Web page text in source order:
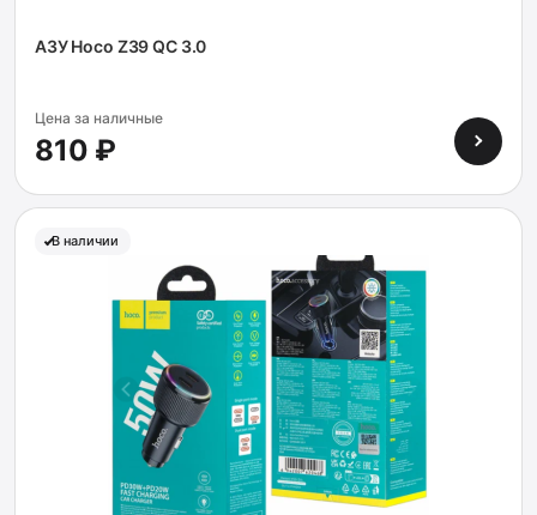
АЗУ Hoco Z39 QC 3.0
Цена за наличные
810 ₽
В наличии